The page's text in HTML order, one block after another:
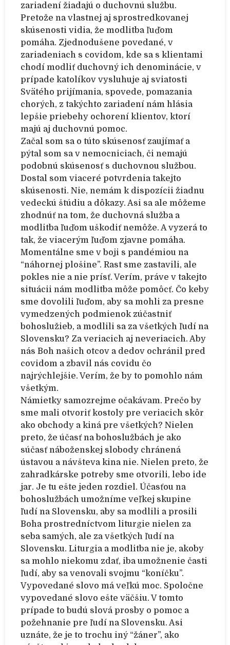
zariadení žiadajú o duchovnú službu.
Pretože na vlastnej aj sprostredkovanej
skúsenosti vidia, že modlitba ľuďom
pomáha. Zjednodušene povedané, v
zariadeniach s covidom, kde sa s klientami
chodí modliť duchovný ich denominácie, v
prípade katolíkov vysluhuje aj sviatosti
Svätého prijímania, spovede, pomazania
chorých, z takýchto zariadení nám hlásia
lepšie priebehy ochorení klientov, ktorí
majú aj duchovnú pomoc.
Začal som sa o túto skúsenosť zaujímať a
pýtal som sa v nemocniciach, či nemajú
podobnú skúsenosť s duchovnou službou.
Dostal som viaceré potvrdenia takejto
skúsenosti. Nie, nemám k dispozícii žiadnu
vedeckú štúdiu a dôkazy. Asi sa ale môžeme
zhodnúť na tom, že duchovná služba a
modlitba ľuďom uškodiť nemôže. A vyzerá to
tak, že viacerým ľuďom zjavne pomáha.
Momentálne sme v boji s pandémiou na
“náhornej plošine”. Rast sme zastavili, ale
pokles nie a nie prísť. Verím, práve v takejto
situácii nám modlitba môže pomôcť. Čo keby
sme dovolili ľuďom, aby sa mohli za presne
vymedzených podmienok zúčastniť
bohoslužieb, a modlili sa za všetkých ľudí na
Slovensku? Za veriacich aj neveriacich. Aby
nás Boh našich otcov a dedov ochránil pred
covidom a zbavil nás covidu čo
najrýchlejšie. Verím, že by to pomohlo nám
všetkým.
Námietky samozrejme očakávam. Prečo by
sme mali otvoriť kostoly pre veriacich skôr
ako obchody a kiná pre všetkých? Nielen
preto, že účasť na bohoslužbách je ako
súčasť náboženskej slobody chránená
ústavou a návšteva kina nie. Nielen preto, že
zahradkárske potreby sme otvorili, lebo ide
jar. Je tu ešte jeden rozdiel. Účasťou na
bohoslužbách umožníme veľkej skupine
ľudí na Slovensku, aby sa modlili a prosili
Boha prostredníctvom liturgie nielen za
seba samých, ale za všetkých ľudí na
Slovensku. Liturgia a modlitba nie je, akoby
sa mohlo niekomu zdať, iba umožnenie časti
ľudí, aby sa venovali svojmu “koníčku”.
Vypovedané slovo má veľkú moc. Spoločne
vypovedané slovo ešte väčšiu. V tomto
prípade to budú slová prosby o pomoc a
požehnanie pre ľudí na Slovensku. Asi
uznáte, že je to trochu iný “žáner”, ako